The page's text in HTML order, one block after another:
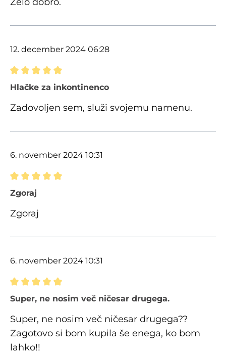
12. december 2024 06:28
Ocena z oceno 5 od 5 zvezdic
Hlačke za inkontinenco
Zadovoljen sem, služi svojemu namenu.
6. november 2024 10:31
Ocena z oceno 5 od 5 zvezdic
Zgoraj
Zgoraj
6. november 2024 10:31
Ocena z oceno 5 od 5 zvezdic
Super, ne nosim več ničesar drugega.
Super, ne nosim več ničesar drugega??
Zagotovo si bom kupila še enega, ko bom
lahko!!